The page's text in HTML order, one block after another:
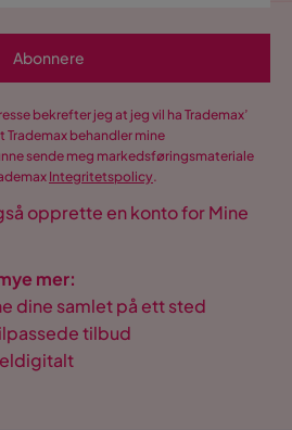
Abonnere
bekrefter jeg at jeg vil ha Trademax’
behandler mine
sende meg markedsføringsmateriale
Integritetspolicy.
opprette en konto for Mine
mer:
dine samlet på ett sted
tilbud